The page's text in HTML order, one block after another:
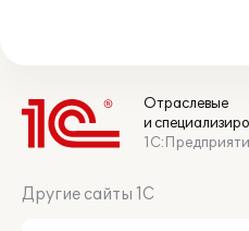
Отраслевые
и
Другие сайты 1С